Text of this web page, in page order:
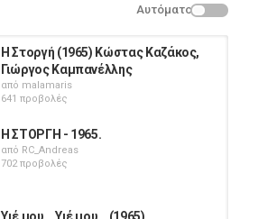
Αυτόματο
Η Στοργή (1965) Κώστας Καζάκος,
Γιώργος Καμπανέλλης
από malamaris
641 προβολές
Η ΣΤΟΡΓΗ - 1965.
από RC_Andreas
702 προβολές
Υιέ μου… Υιέ μου… (1965)